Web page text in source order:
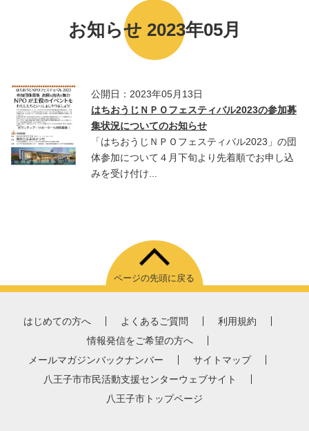
お知らせ 2023年05月
公開日：2023年05月13日
はちおうじＮＰＯフェスティバル2023の参加募
集状況についてのお知らせ
「はちおうじＮＰＯフェスティバル2023」の団
体参加について４月下旬より先着順でお申し込
みを受け付け...
ページの先頭に戻る
はじめての方へ よくあるご質問
利用規約
情報発信をご希望の方へ
メールマガジンバックナンバー
サイトマップ
八王子市市民活動支援センターウェブサイト
八王子市トップページ